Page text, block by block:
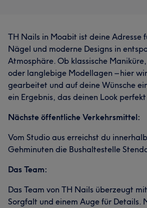
TH Nails in Moabit ist deine Adresse
Nägel und moderne Designs in
Atmosphäre. Ob klassische
oder langlebige Modellagen – hier
gearbeitet und auf deine Wünsche
ein Ergebnis, das deinen Look
Nächste öffentliche Verkehrsmittel:
Vom Studio aus erreichst du
Gehminuten die Bushaltestelle
Das Team:
Das Team von TH Nails überzeugt
Sorgfalt und einem Auge für Details.